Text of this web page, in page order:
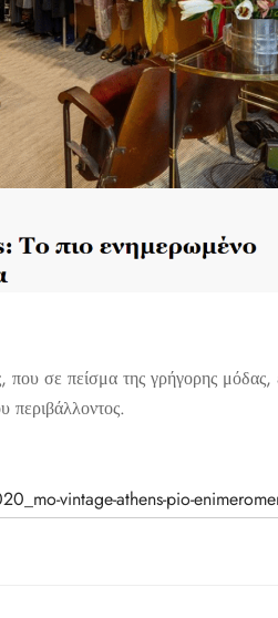
που σε πείσμα της γρήγορης
περιβάλλοντος.
vintage-athens-pio-